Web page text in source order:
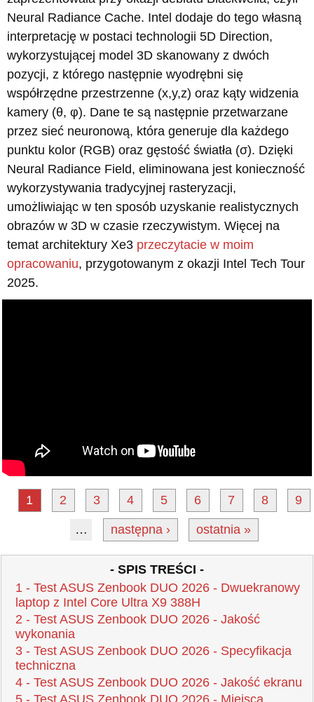
Neural Radiance Cache. Intel dodaje do tego własną
interpretację w postaci technologii 5D Direction,
wykorzystującej model 3D skanowany z dwóch
pozycji, z którego następnie wyodrębni się
współrzędne przestrzenne (x,y,z) oraz kąty widzenia
kamery (θ, φ). Dane te są następnie przetwarzane
przez sieć neuronową, która generuje dla każdego
punktu kolor (RGB) oraz gęstość światła (σ). Dzięki
Neural Radiance Field, eliminowana jest konieczność
wykorzystywania tradycyjnej rasteryzacji,
umożliwiając w ten sposób uzyskanie realistycznych
obrazów w 3D w czasie rzeczywistym. Więcej na
temat architektury Xe3 przeczytacie w moim
opracowaniu, przygotowanym z okazji Intel Tech Tour
2025.
1 2 3 4 5 6 7 8 9
… następna › ostatnia »
- SPIS TREŚCI -
1 - Test ASUS Zenbook DUO 2026 - Dwuekranowy
laptop z Intel Core Ultra X9 388H
2 - Test ASUS Zenbook DUO 2026 - Jakość
wykonania
3 - Test ASUS Zenbook DUO 2026 - Specyfikacja
techniczna
4 - Test ASUS Zenbook DUO 2026 - Jakość ekranu